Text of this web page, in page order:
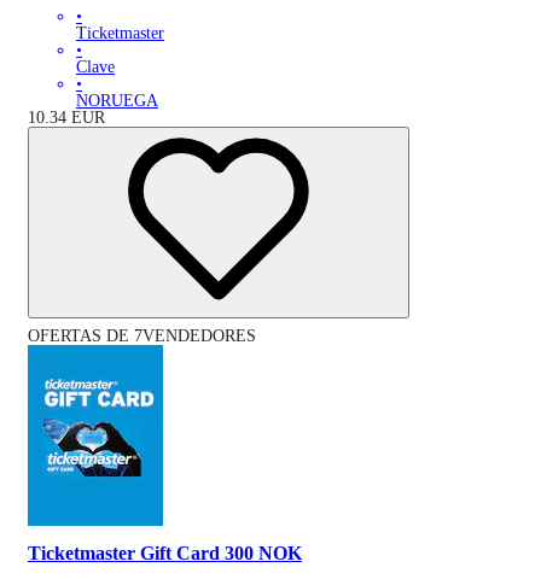
•
Ticketmaster
•
Clave
•
NORUEGA
10.34 EUR
OFERTAS DE 7VENDEDORES
Ticketmaster Gift Card 300 NOK